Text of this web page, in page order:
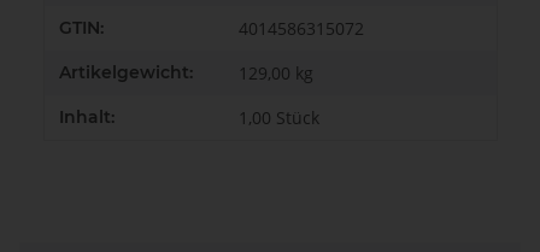
GTIN: 4014586315072
Artikelgewicht: 129,00 kg
Inhalt: 1,00 Stück